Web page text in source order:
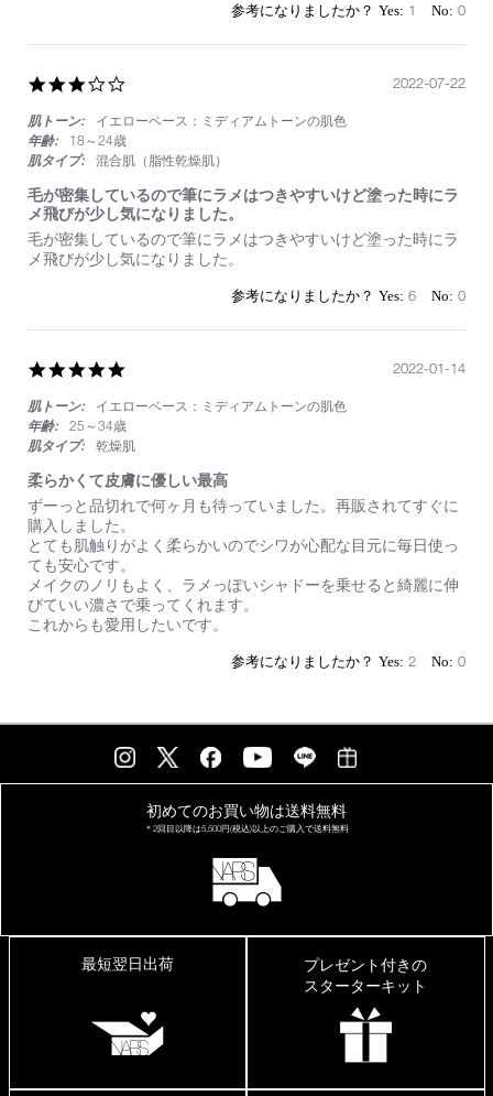
い
1 0
rating
肌トーン:
イエローベース：ミディアムトーンの肌色
年齢:
18～24歳
肌タイプ:
混合肌（脂性乾燥肌）
毛が密集しているので筆にラメはつきやすいけど塗った時にラ
メ飛びが少し気になりました。
Review
by
2022
review
stating
集
て
る
の
で
に
ラ
メ
は
つ
き
や
す
い
た
ラ
毛が密集しているので筆にラメはつきやすいけど塗った時にラ
メ飛びが少し気になりました。
2022-07-22
6 0
rating
肌トーン:
イエローベース：ミディアムトーンの肌色
年齢:
25～34歳
肌タイプ:
乾燥肌
柔らかくて皮膚に優しい最高
Review
by
on
14
Jan
2022
review
stating
柔
ら
か
く
て
皮
い
ずーっと品切れで何ヶ月も待っていました。再販されてすぐに
購入しました。
とても肌触りがよく柔らかいのでシワが心配な目元に毎日使っ
ても安心です。
メイクのノリもよく、ラメっぽいシャドーを乗せると綺麗に伸
びていい濃さで乗ってくれます。
これからも愛用したいです。
2022-01-14
2 0
初めてのお買い物は送料無料
＊2回目以降は5,500円(税込)以上のご購入で送料無料
最短翌日出荷
プレゼント付きの
スターターキット